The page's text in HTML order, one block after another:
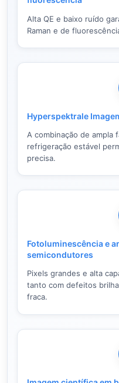
Alta QE e baixo ruído
Raman e de
Hyperspektrale
A combinação de ampla
refrigeração estável
precisa.
Fotoluminescência e
semicondutores
Pixels grandes e alta
tanto com defeitos
fraca.